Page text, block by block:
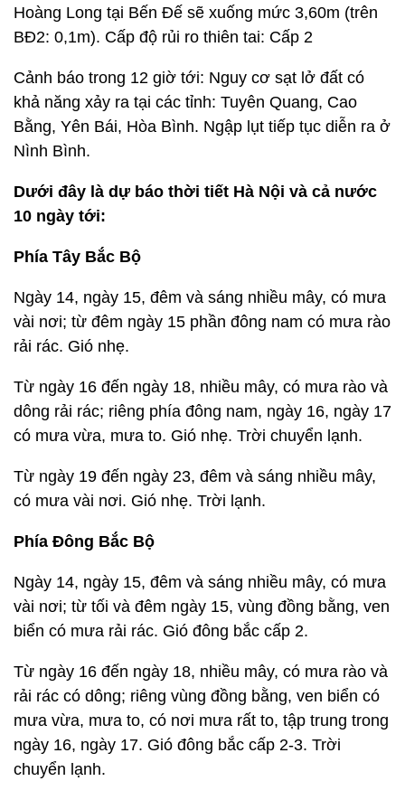
Hoàng Long tại Bến Đế sẽ xuống mức 3,60m (trên
BĐ2: 0,1m). Cấp độ rủi ro thiên tai: Cấp 2
Cảnh báo trong 12 giờ tới: Nguy cơ sạt lở đất có
khả năng xảy ra tại các tỉnh: Tuyên Quang, Cao
Bằng, Yên Bái, Hòa Bình. Ngập lụt tiếp tục diễn ra ở
Nình Bình.
Dưới đây là dự báo thời tiết Hà Nội và cả nước
10 ngày tới:
Phía Tây Bắc Bộ
Ngày 14, ngày 15, đêm và sáng nhiều mây, có mưa
vài nơi; từ đêm ngày 15 phần đông nam có mưa rào
rải rác. Gió nhẹ.
Từ ngày 16 đến ngày 18, nhiều mây, có mưa rào và
dông rải rác; riêng phía đông nam, ngày 16, ngày 17
có mưa vừa, mưa to. Gió nhẹ. Trời chuyển lạnh.
Từ ngày 19 đến ngày 23, đêm và sáng nhiều mây,
có mưa vài nơi. Gió nhẹ. Trời lạnh.
Phía Đông Bắc Bộ
Ngày 14, ngày 15, đêm và sáng nhiều mây, có mưa
vài nơi; từ tối và đêm ngày 15, vùng đồng bằng, ven
biển có mưa rải rác. Gió đông bắc cấp 2.
Từ ngày 16 đến ngày 18, nhiều mây, có mưa rào và
rải rác có dông; riêng vùng đồng bằng, ven biển có
mưa vừa, mưa to, có nơi mưa rất to, tập trung trong
ngày 16, ngày 17. Gió đông bắc cấp 2-3. Trời
chuyển lạnh.